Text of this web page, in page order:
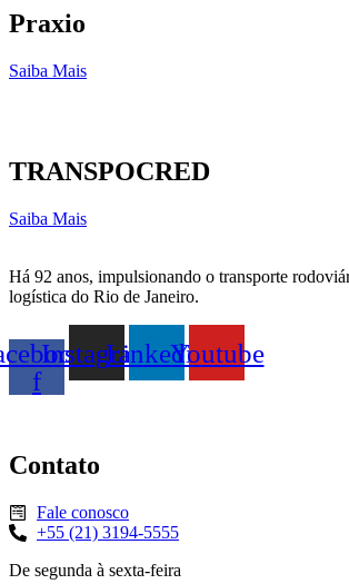
Praxio
Saiba Mais
TRANSPOCRED
Saiba Mais
Há 92 anos, impulsionando o transporte
logística do Rio de Janeiro.
f
InstagramLinkedinYoutube
Contato
Fale conosco
+55 (21) 3194-5555
De segunda à sexta-feira